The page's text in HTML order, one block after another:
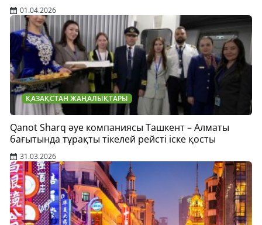
01.04.2026
ҚАЗАҚСТАН ЖАҢАЛЫҚТАРЫ
Qanot Sharq әуе компаниясы Ташкент – Алматы
бағытында тұрақты тікелей рейсті іске қосты
31.03.2026